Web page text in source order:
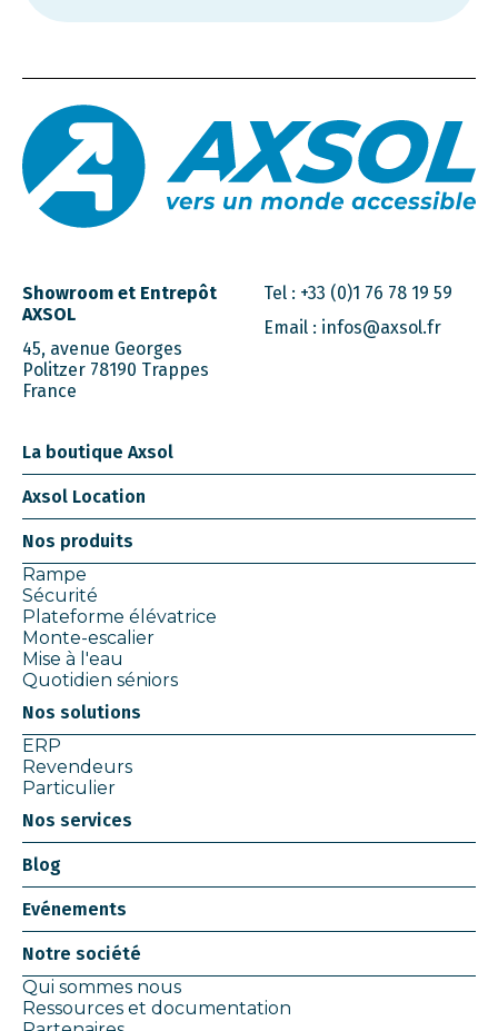
Showroom et Entrepôt
AXSOL
45, avenue Georges
Politzer 78190 Trappes
France
Tel : +33 (0)1 76 78 19 59
Email : infos@axsol.fr
La boutique Axsol
Axsol Location
Nos produits
Rampe
Sécurité
Plateforme élévatrice
Monte-escalier
Mise à l'eau
Quotidien séniors
Nos solutions
ERP
Revendeurs
Particulier
Nos services
Blog
Evénements
Notre société
Qui sommes nous
Ressources et documentation